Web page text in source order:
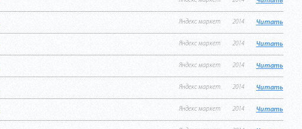
Яндекс маркет 2014 Читать
Яндекс маркет 2014 Читать
Яндекс маркет 2014 Читать
Яндекс маркет 2014 Читать
Яндекс маркет 2014 Читать